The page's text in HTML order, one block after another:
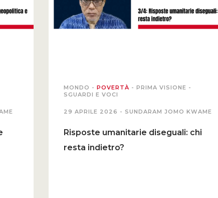
MONDO - POVERTÀ - PRIMA VISIONE -
SGUARDI E VOCI
29 APRILE 2026 - SUNDARAM JOMO KWAME
Risposte umanitarie diseguali: chi
resta indietro?